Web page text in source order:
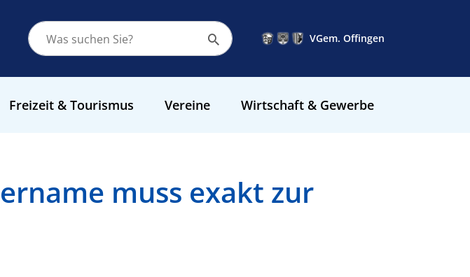
VGem. Offingen
Freizeit & Tourismus Vereine Wirtschaft & Gewerbe
muss exakt zur